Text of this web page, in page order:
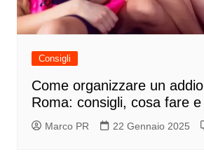
Consigli
Come organizzare un
Roma: consigli, cosa fare
Marco PR 22 Gennaio 2025